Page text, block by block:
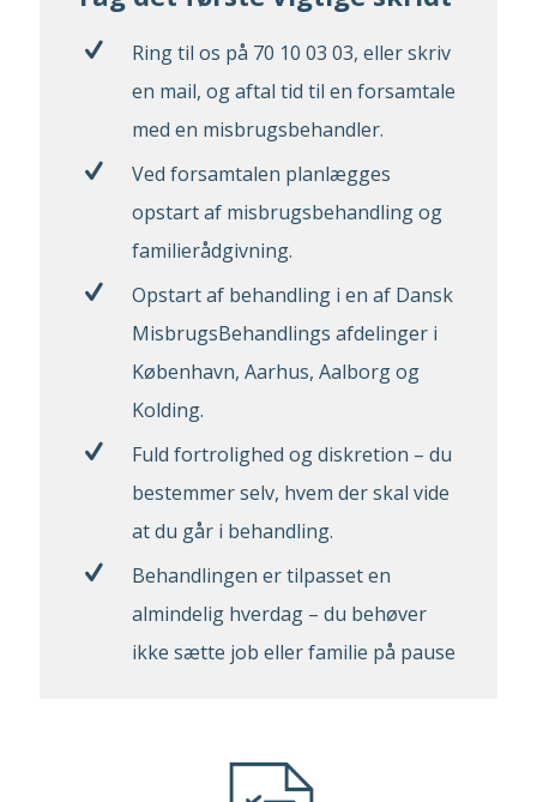
Ring til os på 70 10 03 03, eller skriv
en mail, og aftal tid til en forsamtale
med en misbrugsbehandler.
Ved forsamtalen planlægges
opstart af misbrugsbehandling og
familierådgivning.
Opstart af behandling i en af Dansk
MisbrugsBehandlings afdelinger i
København, Aarhus, Aalborg og
Kolding.
Fuld fortrolighed og diskretion – du
bestemmer selv, hvem der skal vide
at du går i behandling.
Behandlingen er tilpasset en
almindelig hverdag – du behøver
ikke sætte job eller familie på pause